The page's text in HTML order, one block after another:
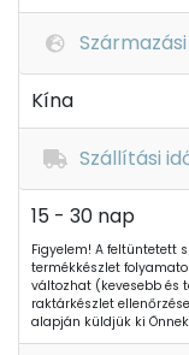
Kína
Szállítási
15 - 30 nap
Figyelem! A feltüntetett
termékkészlet
változhat (kevesebb és
raktárkészlet
alapján küldjük ki